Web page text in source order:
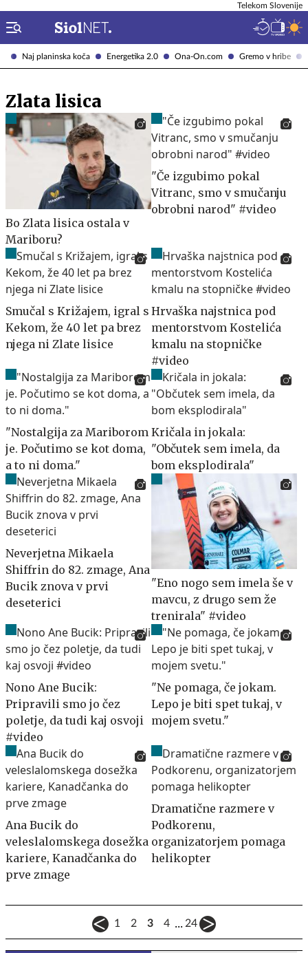
Naj planinska koča Energetika 2.0 Ona-On.com Gremo v hribe
Telekom Slovenije
Zlata lisica
Bo Zlata lisica ostala v
Mariboru?
"Če izgubimo pokal
Vitranc, smo v smučanju
obrobni narod" #video
Smučal s Križajem, igral s
Kekom, že 40 let pa brez
njega ni Zlate lisice
Hrvaška najstnica pod
mentorstvom Kostelića
kmalu na stopničke
#video
"Nostalgija za Mariborom
je. Počutimo se kot doma,
a to ni doma."
Kričala in jokala:
"Občutek sem imela, da
bom eksplodirala"
Neverjetna Mikaela
Shiffrin do 82. zmage, Ana
Bucik znova v prvi
deseterici
"Eno nogo sem imela še v
mavcu, z drugo sem že
trenirala" #video
Nono Ane Bucik:
Pripravili smo jo čez
poletje, da tudi kaj osvoji
#video
"Ne pomaga, če jokam.
Lepo je biti spet tukaj, v
mojem svetu."
Ana Bucik do
veleslalomskega dosežka
kariere, Kanadčanka do
prve zmage
Dramatične razmere v
Podkorenu,
organizatorjem pomaga
helikopter
1 2 3 4 ... 24